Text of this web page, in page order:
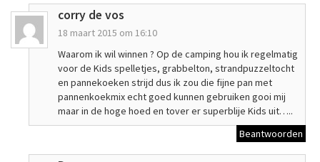
corry de vos
18 maart 2015 om 16:10
Waarom ik wil winnen ? Op de camping hou ik regelmatig
voor de Kids spelletjes, grabbelton, strandpuzzeltocht
en pannekoeken strijd dus ik zou die fijne pan met
pannenkoekmix echt goed kunnen gebruiken gooi mij
maar in de hoge hoed en tover er superblije Kids uit…..
Beantwoorden